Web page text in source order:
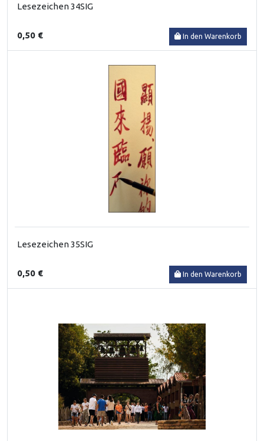
Lesezeichen 34SIG
0,50 € In den Warenkorb
Lesezeichen 35SIG
0,50 € In den Warenkorb